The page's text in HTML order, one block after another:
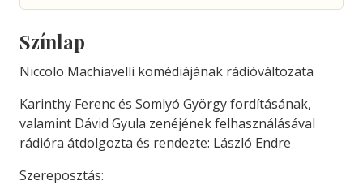
Színlap
Niccolo Machiavelli komédiájának rádióváltozata
Karinthy Ferenc és Somlyó György fordításának,
valamint Dávid Gyula zenéjének felhasználásával
rádióra átdolgozta és rendezte: László Endre
Szereposztás: